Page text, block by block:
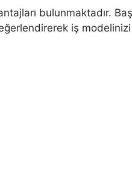
bulunmaktadır.
iş